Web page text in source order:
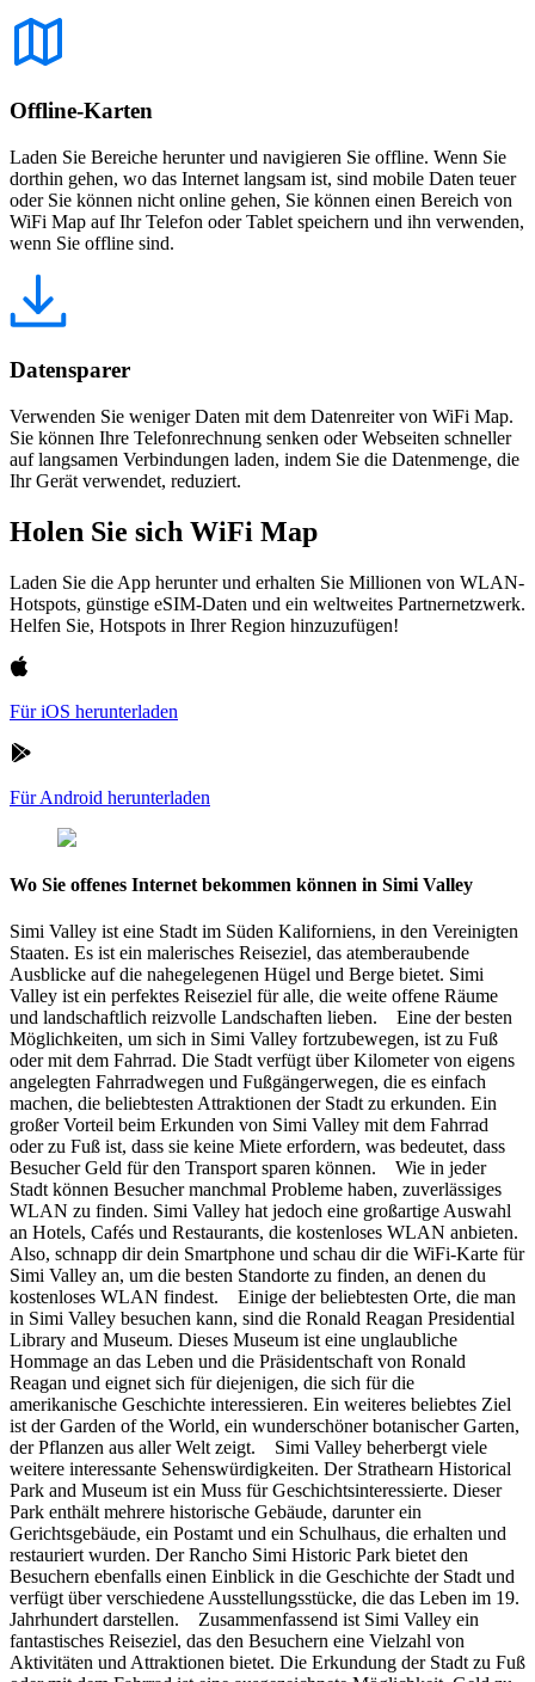
Offline-Karten
Laden Sie Bereiche herunter und navigieren Sie offline. Wenn Sie
dorthin gehen, wo das Internet langsam ist, sind mobile Daten teuer
oder Sie können nicht online gehen, Sie können einen Bereich von
WiFi Map auf Ihr Telefon oder Tablet speichern und ihn verwenden,
wenn Sie offline sind.
Datensparer
Verwenden Sie weniger Daten mit dem Datenreiter von WiFi Map.
Sie können Ihre Telefonrechnung senken oder Webseiten schneller
auf langsamen Verbindungen laden, indem Sie die Datenmenge, die
Ihr Gerät verwendet, reduziert.
Holen Sie sich WiFi Map
Laden Sie die App herunter und erhalten Sie Millionen von WLAN-
Hotspots, günstige eSIM-Daten und ein weltweites Partnernetzwerk.
Helfen Sie, Hotspots in Ihrer Region hinzuzufügen!
Für iOS herunterladen
Für Android herunterladen
Wo Sie offenes Internet bekommen können in Simi Valley
Simi Valley ist eine Stadt im Süden Kaliforniens, in den Vereinigten
Staaten. Es ist ein malerisches Reiseziel, das atemberaubende
Ausblicke auf die nahegelegenen Hügel und Berge bietet. Simi
Valley ist ein perfektes Reiseziel für alle, die weite offene Räume
und landschaftlich reizvolle Landschaften lieben. Eine der besten
Möglichkeiten, um sich in Simi Valley fortzubewegen, ist zu Fuß
oder mit dem Fahrrad. Die Stadt verfügt über Kilometer von eigens
angelegten Fahrradwegen und Fußgängerwegen, die es einfach
machen, die beliebtesten Attraktionen der Stadt zu erkunden. Ein
großer Vorteil beim Erkunden von Simi Valley mit dem Fahrrad
oder zu Fuß ist, dass sie keine Miete erfordern, was bedeutet, dass
Besucher Geld für den Transport sparen können. Wie in jeder
Stadt können Besucher manchmal Probleme haben, zuverlässiges
WLAN zu finden. Simi Valley hat jedoch eine großartige Auswahl
an Hotels, Cafés und Restaurants, die kostenloses WLAN anbieten.
Also, schnapp dir dein Smartphone und schau dir die WiFi-Karte für
Simi Valley an, um die besten Standorte zu finden, an denen du
kostenloses WLAN findest. Einige der beliebtesten Orte, die man
in Simi Valley besuchen kann, sind die Ronald Reagan Presidential
Library and Museum. Dieses Museum ist eine unglaubliche
Hommage an das Leben und die Präsidentschaft von Ronald
Reagan und eignet sich für diejenigen, die sich für die
amerikanische Geschichte interessieren. Ein weiteres beliebtes Ziel
ist der Garden of the World, ein wunderschöner botanischer Garten,
der Pflanzen aus aller Welt zeigt. Simi Valley beherbergt viele
weitere interessante Sehenswürdigkeiten. Der Strathearn Historical
Park and Museum ist ein Muss für Geschichtsinteressierte. Dieser
Park enthält mehrere historische Gebäude, darunter ein
Gerichtsgebäude, ein Postamt und ein Schulhaus, die erhalten und
restauriert wurden. Der Rancho Simi Historic Park bietet den
Besuchern ebenfalls einen Einblick in die Geschichte der Stadt und
verfügt über verschiedene Ausstellungsstücke, die das Leben im 19.
Jahrhundert darstellen. Zusammenfassend ist Simi Valley ein
fantastisches Reiseziel, das den Besuchern eine Vielzahl von
Aktivitäten und Attraktionen bietet. Die Erkundung der Stadt zu Fuß